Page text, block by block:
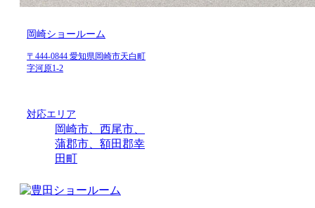
岡崎ショールーム
〒444-0844 愛知県岡崎市天白町
字河原1-2
対応エリア
岡崎市、西尾市、
蒲郡市、額田郡幸
田町